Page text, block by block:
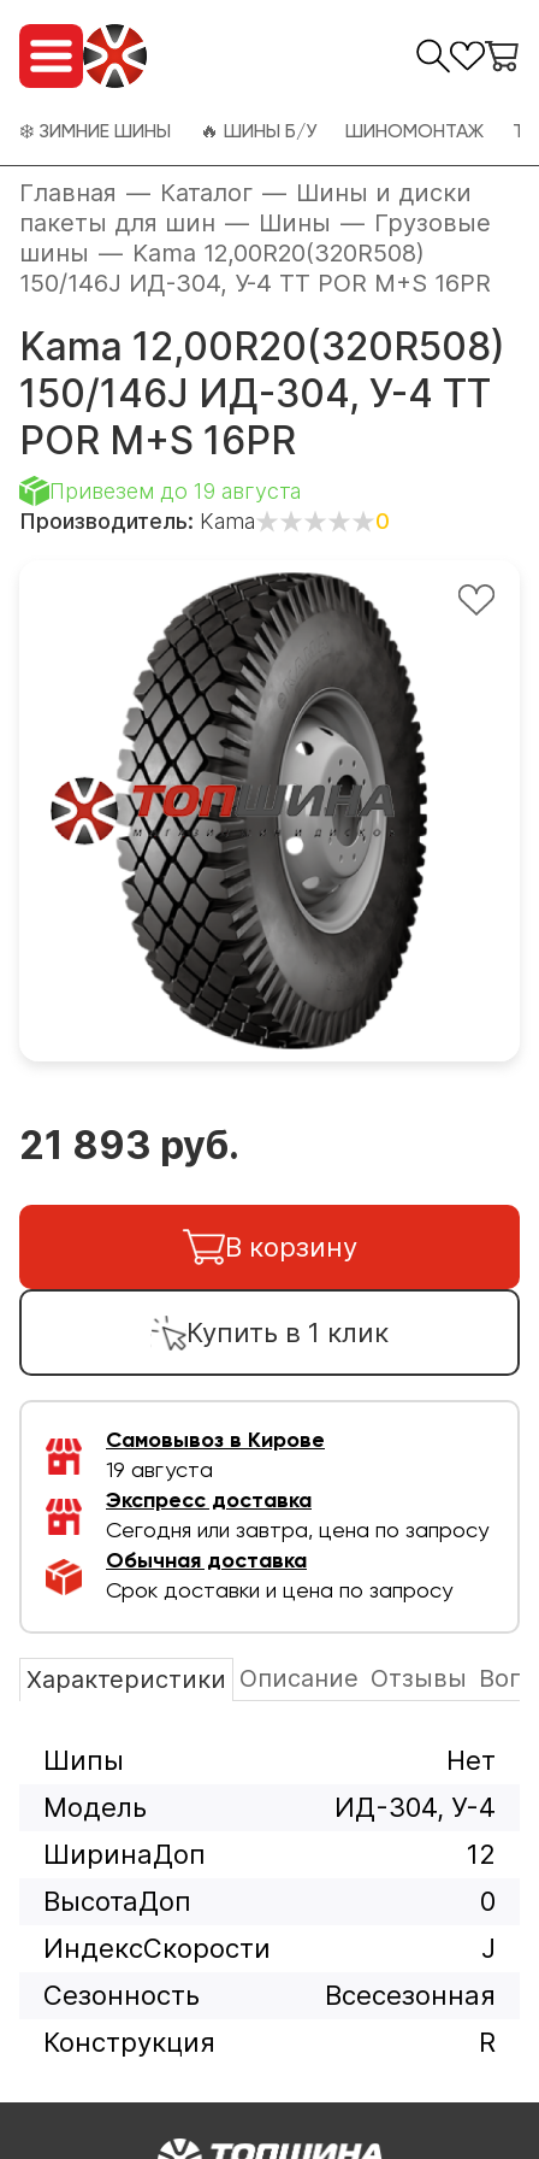
❄️ ЗИМНИЕ ШИНЫ 🔥 ШИНЫ Б/У ШИНОМОНТАЖ
Главная — Каталог — Шины и диски
пакеты для шин — Шины — Грузовые
шины — Kama 12,00R20(320R508)
150/146J ИД-304, У-4 TT POR M+S 16PR
Kama 12,00R20(320R508)
150/146J ИД-304, У-4 TT
POR M+S 16PR
Привезем до 19 августа
Производитель: Kama 0
21 893 руб.
В корзину
Купить в 1 клик
Самовывоз в Кирове
19 августа
Экспресс доставка
Сегодня или завтра, цена по запросу
Обычная доставка
Срок доставки и цена по запросу
Характеристики Описание Отзывы
Шипы
Нет
Модель
ИД-304, У-4
ШиринаДоп
12
ВысотаДоп
0
ИндексСкорости
J
Сезонность
Всесезонная
Конструкция
R